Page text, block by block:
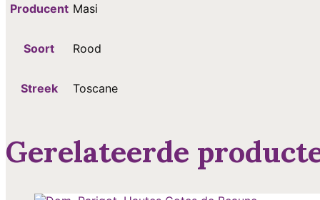
Producent Masi
Soort Rood
Streek Toscane
Gerelateerde